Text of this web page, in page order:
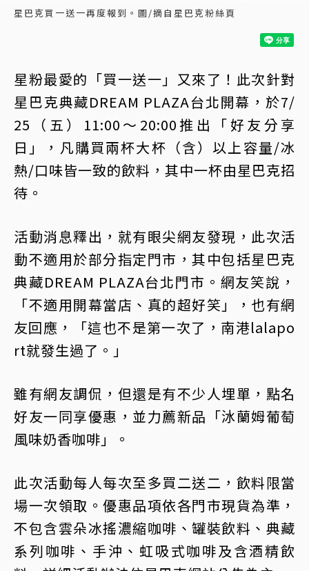
星巴克買一送一再度報到。圖/摘自星巴克粉絲頁
星粉最愛的「買一送一」又來了！此次針對
星巴克典藏DREAM PLAZA台北開幕，於7/
25（五）11:00～20:00推出「好友分享
日」，凡購買兩杯大杯（含）以上容量/冰
熱/口味皆一致的飲料，其中一杯由星巴克招
待。
活動消息釋出，就有眼尖網友發現，此次活
動不適用於部分指定門市，其中包括星巴克
典藏DREAM PLAZA台北門市。網友笑說，
「不適用開幕當店、真的超好笑」，也有網
友回應，「這也不是第一次了，南港lalapo
rt就發生過了。」
雖有網友調侃，但還是有不少人埋單，點名
好友一同享優惠，並力薦新品「𣲙蘭姆葡萄
風味奶香咖啡」。
此次活動每人每次至多買二送二，飲料限當
場一次領取。優惠品項依各門市現貨為準，
不包含雲朵冰搖濃縮咖啡、罐裝飲料、典藏
系列咖啡、手沖、虹吸式咖啡及含酒精飲